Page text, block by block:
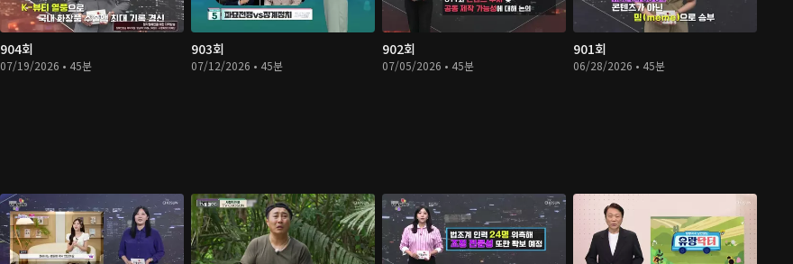
904회
07/19/2026 • 45분
903회
07/12/2026 • 45분
902회
07/05/2026 • 45분
901회
06/28/2026 • 45분